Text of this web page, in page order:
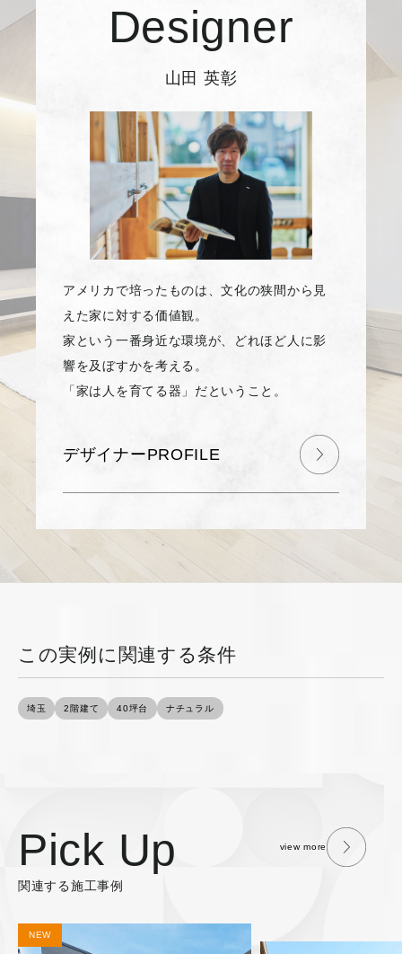
Designer
山田 英彰
アメリカで培ったものは、文化の狭間から見
えた家に対する価値観。
家という一番身近な環境が、どれほど人に影
響を及ぼすかを考える。
「家は人を育てる器」だということ。
デザイナーPROFILE
この実例に関連する条件
埼玉 2階建て 40坪台 ナチュラル
Pick Up
関連する施工事例
view more